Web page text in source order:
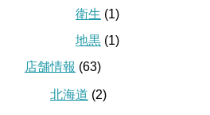
衛生 (1)
地黒 (1)
店舗情報 (63)
北海道 (2)